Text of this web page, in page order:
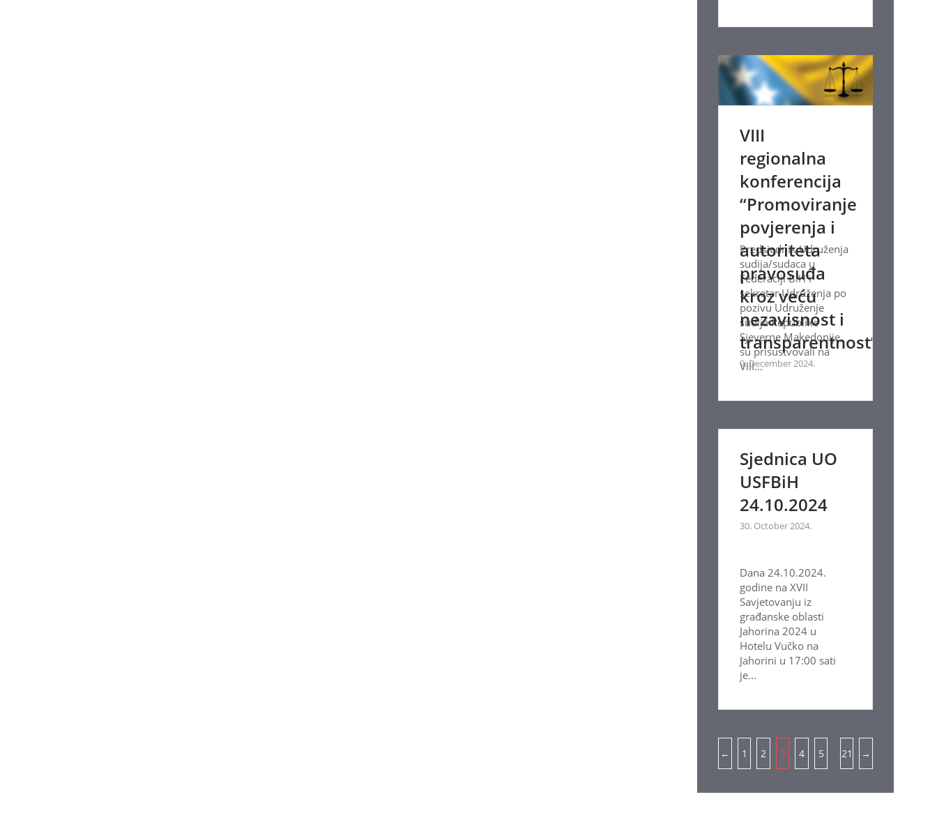
VIII
regionalna
konferencija
“Promoviranje
povjerenja i
autoriteta
pravosuđa
kroz veću
nezavisnost i
transparentnost”
9. December 2024.
Predsjednik Udruženja
sudija/sudaca u
Federaciji BiH i
sekretar Udruženja po
pozivu Udruženje
sudija Republike
Sjeverne Makedonije,
su prisustvovali na
VIII...
Sjednica UO
USFBiH
24.10.2024
30. October 2024.
Dana 24.10.2024.
godine na XVII
Savjetovanju iz
građanske oblasti
Jahorina 2024 u
Hotelu Vučko na
Jahorini u 17:00 sati
je...
Pagination
← 1 2 3 4 5 21 →